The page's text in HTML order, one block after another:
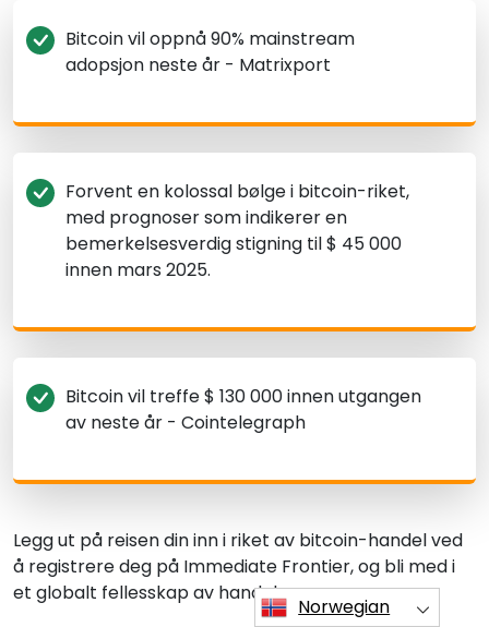
Bitcoin vil oppnå 90% mainstream
adopsjon neste år - Matrixport
Forvent en kolossal bølge i bitcoin-riket,
med prognoser som indikerer en
bemerkelsesverdig stigning til $ 45 000
innen mars 2025.
Bitcoin vil treffe $ 130 000 innen utgangen
av neste år - Cointelegraph
Legg ut på reisen din inn i riket av bitcoin-handel ved
å registrere deg på Immediate Frontier, og bli med i
et globalt fellesskap av handelsmenn.
Norwegian